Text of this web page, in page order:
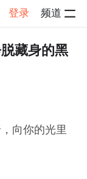
登录 频道
藏身的黑
向你的光里